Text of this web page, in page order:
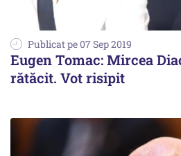
Publicat pe 07 Sep 2019
Eugen Tomac: Mircea
rătăcit. Vot risipit